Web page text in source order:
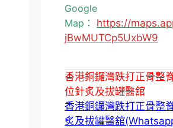
Google
Map： https://
jBwMUTCp5UxbW9
香港銅鑼灣跌打正骨整
位針炙及拔罐醫舘
香港銅鑼灣跌打正骨整
炙及拔罐醫舘